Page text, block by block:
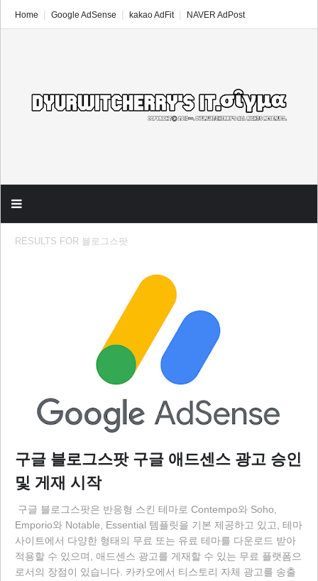
Home Google AdSense kakao AdFit NAVER AdPost
RESULTS FOR 블로그스팟
구글 블로그스팟 구글 애드센스 광고 승인
및 게재 시작
구글 블로그스팟은 반응형 스킨 테마로 Contempo와 Soho,
Emporio와 Notable, Essential 템플릿을 기본 제공하고 있고, 테마
사이트에서 다양한 형태의 무료 또는 유료 테마를 다운로드 받아
적용할 수 있으며, 애드센스 광고를 게재할 수 있는 무료 플랫폼으
로서의 장점이 있습니다. 카카오에서 티스토리 자체 광고를 송출